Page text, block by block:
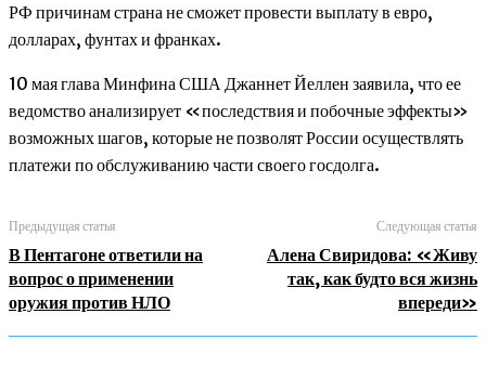
РФ причинам страна не сможет провести выплату в евро,
долларах, фунтах и франках.
10 мая глава Минфина США Джаннет Йеллен заявила, что ее
ведомство анализирует «последствия и побочные эффекты»
возможных шагов, которые не позволят России осуществлять
платежи по обслуживанию части своего госдолга.
Предыдущая статья
В Пентагоне ответили на
вопрос о применении
оружия против НЛО
Следующая статья
Алена Свиридова: «Живу
так, как будто вся жизнь
впереди»